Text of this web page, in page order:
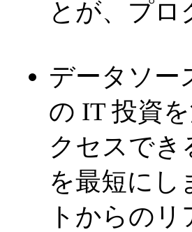
とが、プ
データソ
の IT 投資
クセスでき
を最短にし
トからの